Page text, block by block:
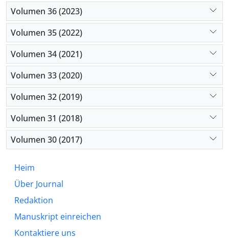
Volumen 36 (2023)
Volumen 35 (2022)
Volumen 34 (2021)
Volumen 33 (2020)
Volumen 32 (2019)
Volumen 31 (2018)
Volumen 30 (2017)
Heim
Über Journal
Redaktion
Manuskript einreichen
Kontaktiere uns